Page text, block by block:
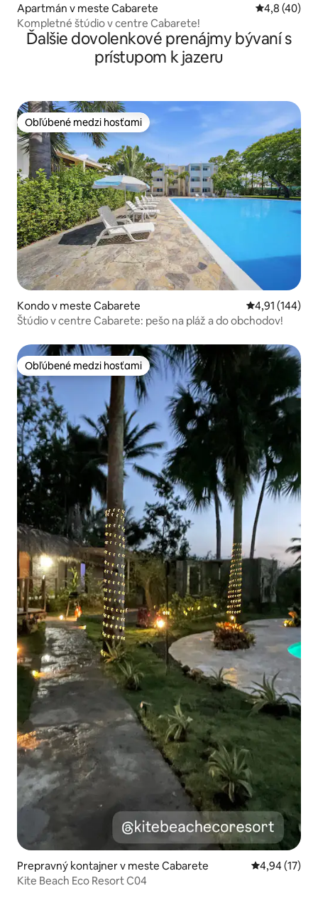
Apartmán v meste Cabarete Priemerné
4,8 (40)
Kompletné štúdio v centre Cabarete!
Ďalšie dovolenkové prenájmy bývaní s
prístupom k jazeru
Obľúbené medzi hosťami
Obľúbené medzi hosťami
Kondo v meste Cabarete Priemerné
4,91 (144)
Štúdio v centre Cabarete: pešo na pláž a do obchodov!
Obľúbené medzi hosťami
Obľúbené medzi hosťami
Prepravný kontajner v meste Cabarete Priemerné
4,94 (17)
Kite Beach Eco Resort C04